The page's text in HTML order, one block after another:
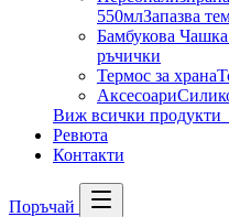
550млЗапазва
Бамбукова
ръчички
Термос за храна
Аксесоари
Виж всички продукти
Ревюта
Контакти
Поръчай